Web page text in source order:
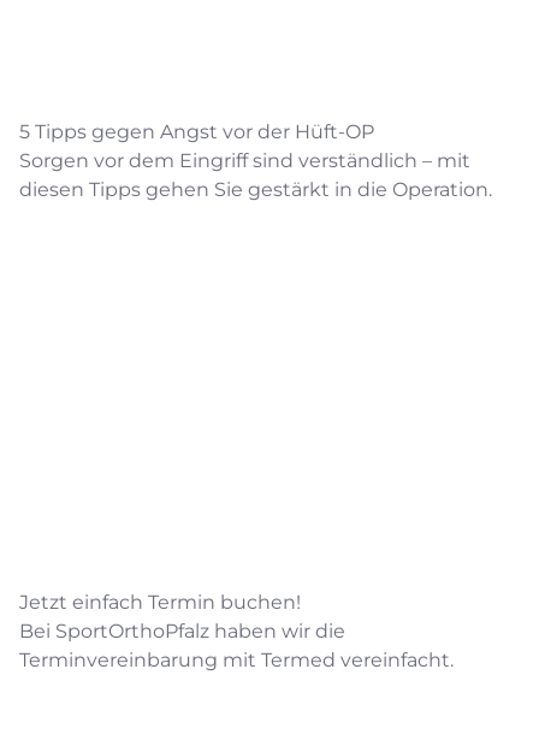
5 Tipps gegen Angst vor der Hüft-OP
Sorgen vor dem Eingriff sind verständlich – mit
diesen Tipps gehen Sie gestärkt in die Operation.
Jetzt einfach Termin buchen!
Bei SportOrthoPfalz haben wir die
Terminvereinbarung mit Termed vereinfacht.